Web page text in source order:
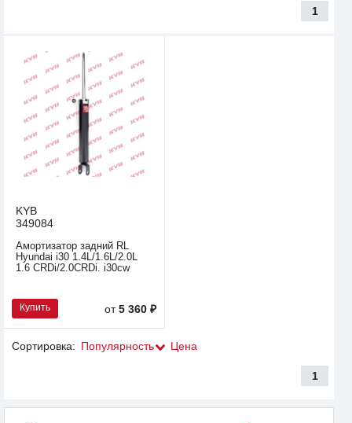
1
KYB
349084
Амортизатор задний RL
Hyundai i30 1.4L/1.6L/2.0L
1.6 CRDi/2.0CRDi. i30cw
Купить от5 360 ₽
Сортировка: Популярность Цена
1